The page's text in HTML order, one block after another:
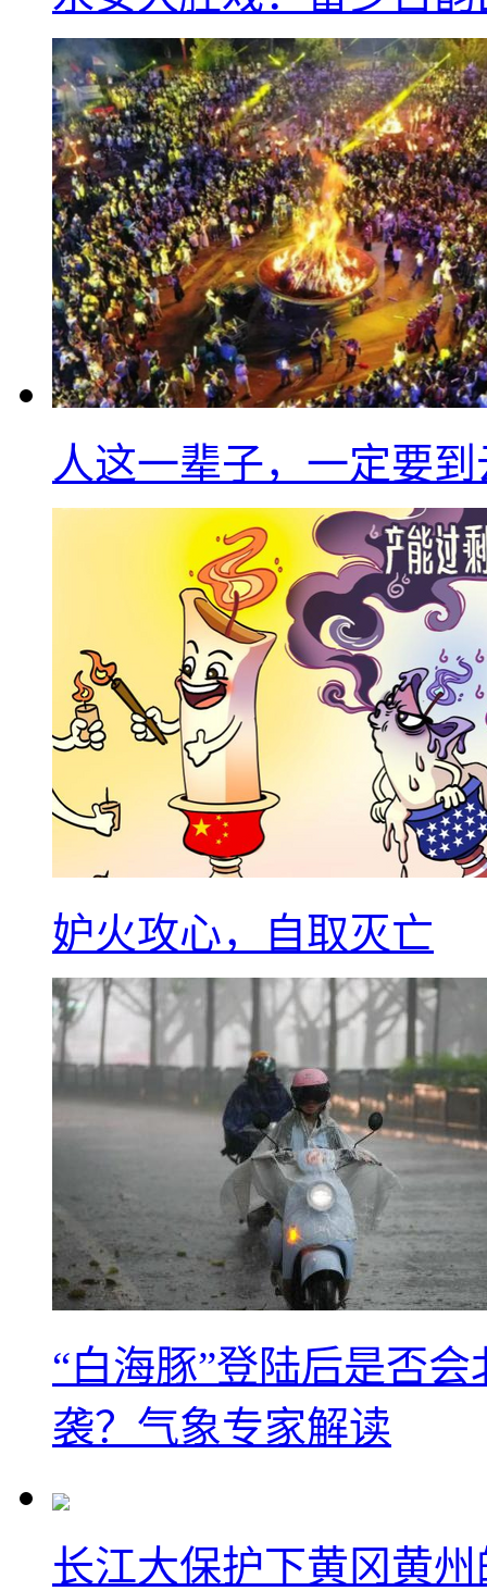
人这一辈子，一定要
妒火攻心，自取灭亡
“白海豚”登陆后是否
袭？气象专家解读
长江大保护下黄冈黄